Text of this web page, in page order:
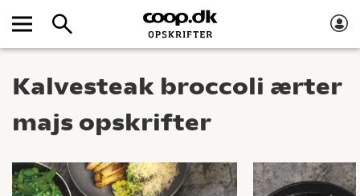
Kalvesteak broccoli ærter
majs opskrifter